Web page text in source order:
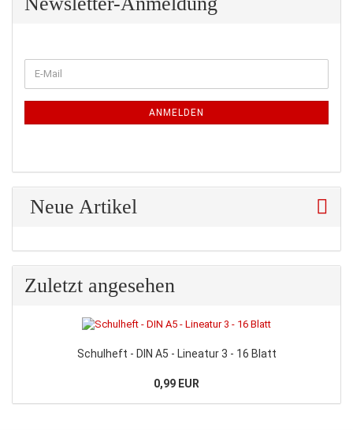
ZUR
NEWSLETTER-
E-
Mail
ANMELDEN
Neue Artikel
Zuletzt angesehen
Schulheft - DIN A5 - Lineatur 3 - 16 Blatt
0,99 EUR